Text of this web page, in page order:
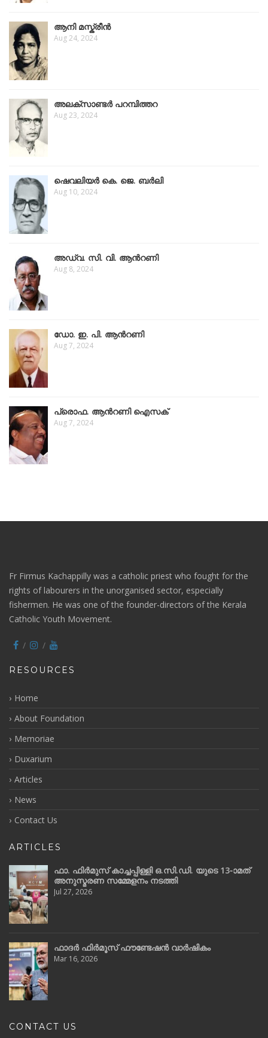
ആനി മസ്ക്രീന്‍
Aug 24, 2024
അലക്സാണ്ടർ പറമ്പിത്തറ
Aug 23, 2024
ഷെവലിയർ കെ. ജെ. ബർലി
Aug 10, 2024
അഡ്വ. സി. വി. ആൻറണി
Aug 8, 2024
ഡോ. ഇ. പി. ആൻറണി
Aug 7, 2024
പ്രൊഫ. ആൻറണി ഐസക്
Aug 7, 2024
Fr Firmus Kachappilly was a catholic priest who fought for the
rights of labourers in the unorganised sector, especially
fishermen. He was one of the founder-directors of the Kerala
Catholic Youth Movement.
RESOURCES
Home
About Foundation
Memoriae
Duxarium
Articles
News
Contact Us
ARTICLES
ഫാ. ഫിർമുസ് കാച്ചപ്പിള്ളി ഒ.സി.ഡി. യുടെ 13-ാമത്
അനുസ്മരണ സമ്മേളനം നടത്തി
Jul 27, 2026
ഫാദർ ഫിർമൂസ് ഫൗണ്ടേഷൻ വാർഷികം
Mar 16, 2026
CONTACT US